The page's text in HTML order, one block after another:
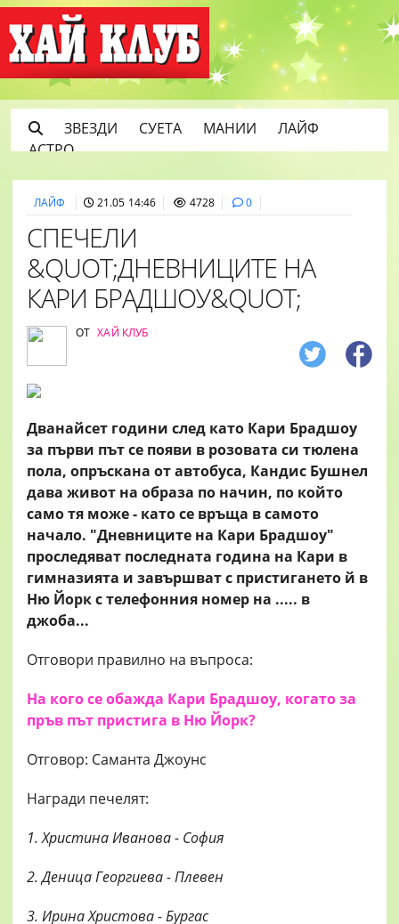
ЗВЕЗДИ СУЕТА МАНИИ
ЛАЙФ
АСТРО
ЛАЙФ 21.05 14:46 4728 0
СПЕЧЕЛИ
&QUOT;ДНЕВНИЦИТЕ НА
КАРИ БРАДШОУ&QUOT;
ОТ ХАЙ КЛУБ
Дванайсет години след като Кари Брадшоу
за първи път се появи в розовата си тюлена
пола, опръскана от автобуса, Кандис Бушнел
дава живот на образа по начин, по който
само тя може - като се връща в самото
начало. "Дневниците на Кари Брадшоу"
проследяват последната година на Кари в
гимназията и завършват с пристигането й в
Ню Йорк с телефонния номер на ..... в
джоба...
Отговори правилно на въпроса:
На кого се обажда Кари Брадшоу, когато за
пръв път пристига в Ню Йорк?
Отговор: Саманта Джоунс
Награди печелят:
1. Христина Иванова - София
2. Деница Георгиева - Плевен
3. Ирина Христова - Бургас